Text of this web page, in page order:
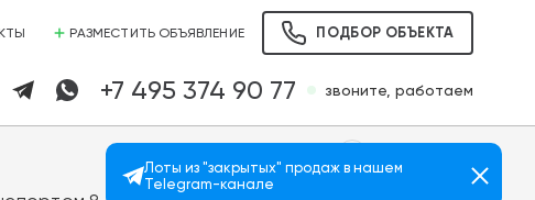
РАЗМЕСТИТЬ ОБЪЯВЛЕНИЕ ПОДБОР ОБЪЕКТА
+7 495 374 90 77 звоните, работаем
Лоты из "закрытых" продаж в нашем
Telegram-канале